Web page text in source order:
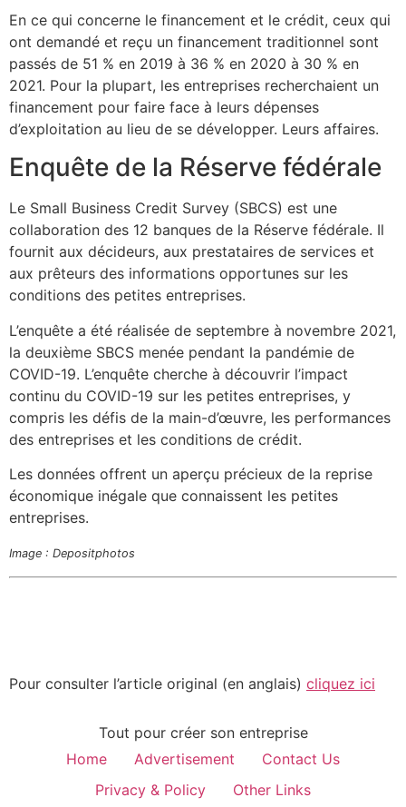
En ce qui concerne le financement et le crédit, ceux qui
ont demandé et reçu un financement traditionnel sont
passés de 51 % en 2019 à 36 % en 2020 à 30 % en
2021. Pour la plupart, les entreprises recherchaient un
financement pour faire face à leurs dépenses
d’exploitation au lieu de se développer. Leurs affaires.
Enquête de la Réserve fédérale
Le Small Business Credit Survey (SBCS) est une
collaboration des 12 banques de la Réserve fédérale. Il
fournit aux décideurs, aux prestataires de services et
aux prêteurs des informations opportunes sur les
conditions des petites entreprises.
L’enquête a été réalisée de septembre à novembre 2021,
la deuxième SBCS menée pendant la pandémie de
COVID-19. L’enquête cherche à découvrir l’impact
continu du COVID-19 sur les petites entreprises, y
compris les défis de la main-d’œuvre, les performances
des entreprises et les conditions de crédit.
Les données offrent un aperçu précieux de la reprise
économique inégale que connaissent les petites
entreprises.
Image : Depositphotos
Pour consulter l’article original (en anglais) cliquez ici
Tout pour créer son entreprise
Home
Advertisement
Contact Us
Privacy & Policy
Other Links